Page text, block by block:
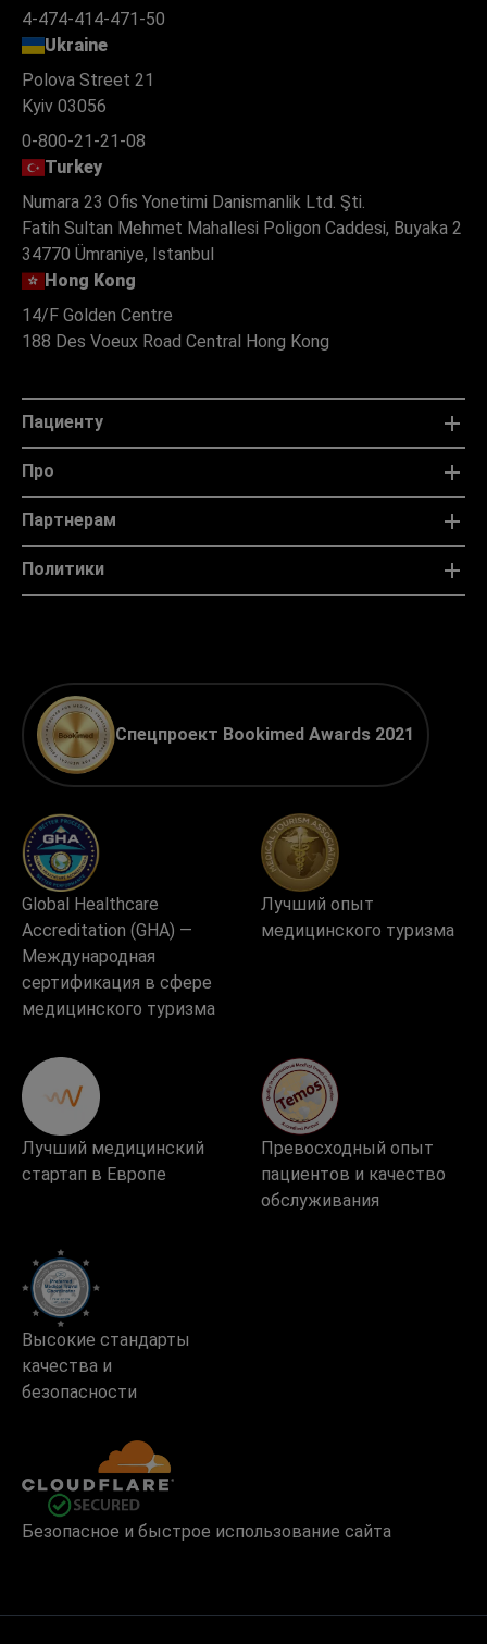
4-474-414-471-50
Ukraine
Polova Street 21
Kyiv 03056
0-800-21-21-08
Turkey
Numara 23 Ofis Yonetimi Danismanlik Ltd. Şti.
Fatih Sultan Mehmet Mahallesi Poligon Caddesi, Buyaka 2
34770 Ümraniye, Istanbul
Hong Kong
14/F Golden Centre
188 Des Voeux Road Central Hong Kong
Пациенту
Про
Партнерам
Политики
Спецпроект Bookimed Awards 2021
Global Healthcare
Accreditation (GHA) —
Международная
сертификация в сфере
медицинского туризма
Лучший опыт
медицинского туризма
Лучший медицинский
стартап в Европе
Превосходный опыт
пациентов и качество
обслуживания
Высокие стандарты
качества и
безопасности
Безопасное и быстрое использование сайта